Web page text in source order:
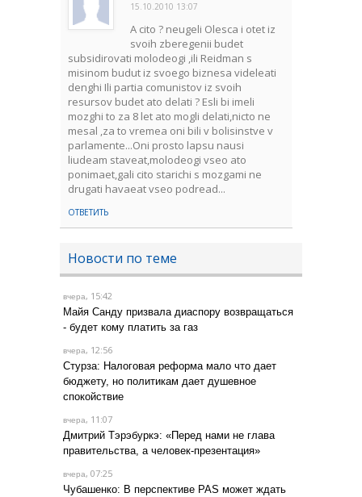
15.10.2010 13:07
A cito ? neugeli Olesca i otet iz
svoih zberegenii budet
subsidirovati molodeogi ,ili Reidman s
misinom budut iz svoego biznesa videleati
denghi Ili partia comunistov iz svoih
resursov budet ato delati ? Esli bi imeli
mozghi to za 8 let ato mogli delati,nicto ne
mesal ,za to vremea oni bili v bolisinstve v
parlamente...Oni prosto lapsu nausi
liudeam staveat,molodeogi vseo ato
ponimaet,gali cito starichi s mozgami ne
drugati havaeat vseo podread...
ОТВЕТИТЬ
Новости по теме
вчера, 15:42
Майя Санду призвала диаспору возвращаться
- будет кому платить за газ
вчера, 12:56
Стурза: Налоговая реформа мало что дает
бюджету, но политикам дает душевное
спокойствие
вчера, 11:07
Дмитрий Тэрэбуркэ: «Перед нами не глава
правительства, а человек-презентация»
вчера, 07:25
Чубашенко: В перспективе PAS может ждать